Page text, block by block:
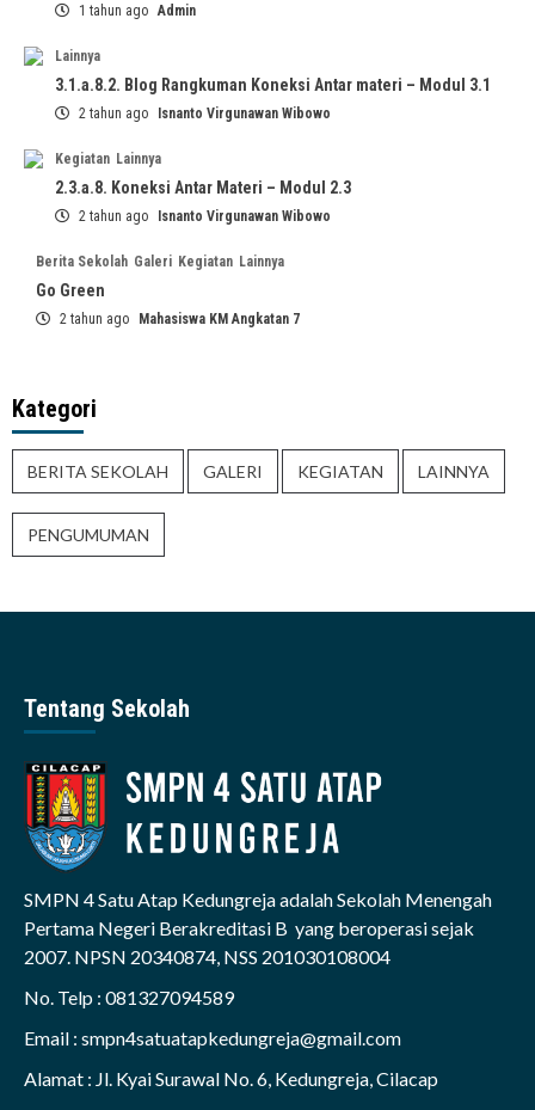
1 tahun ago Admin
Lainnya
3.1.a.8.2. Blog Rangkuman Koneksi Antar materi – Modul 3.1
2 tahun ago Isnanto Virgunawan Wibowo
Kegiatan Lainnya
2.3.a.8. Koneksi Antar Materi – Modul 2.3
2 tahun ago Isnanto Virgunawan Wibowo
Berita Sekolah Galeri Kegiatan Lainnya
Go Green
2 tahun ago Mahasiswa KM Angkatan 7
Kategori
BERITA SEKOLAH GALERI KEGIATAN LAINNYA
PENGUMUMAN
Tentang Sekolah
SMPN 4 Satu Atap Kedungreja adalah Sekolah Menengah
Pertama Negeri Berakreditasi B yang beroperasi sejak
2007. NPSN 20340874, NSS 201030108004
No. Telp : 081327094589
Email : smpn4satuatapkedungreja@gmail.com
Alamat : Jl. Kyai Surawal No. 6, Kedungreja, Cilacap